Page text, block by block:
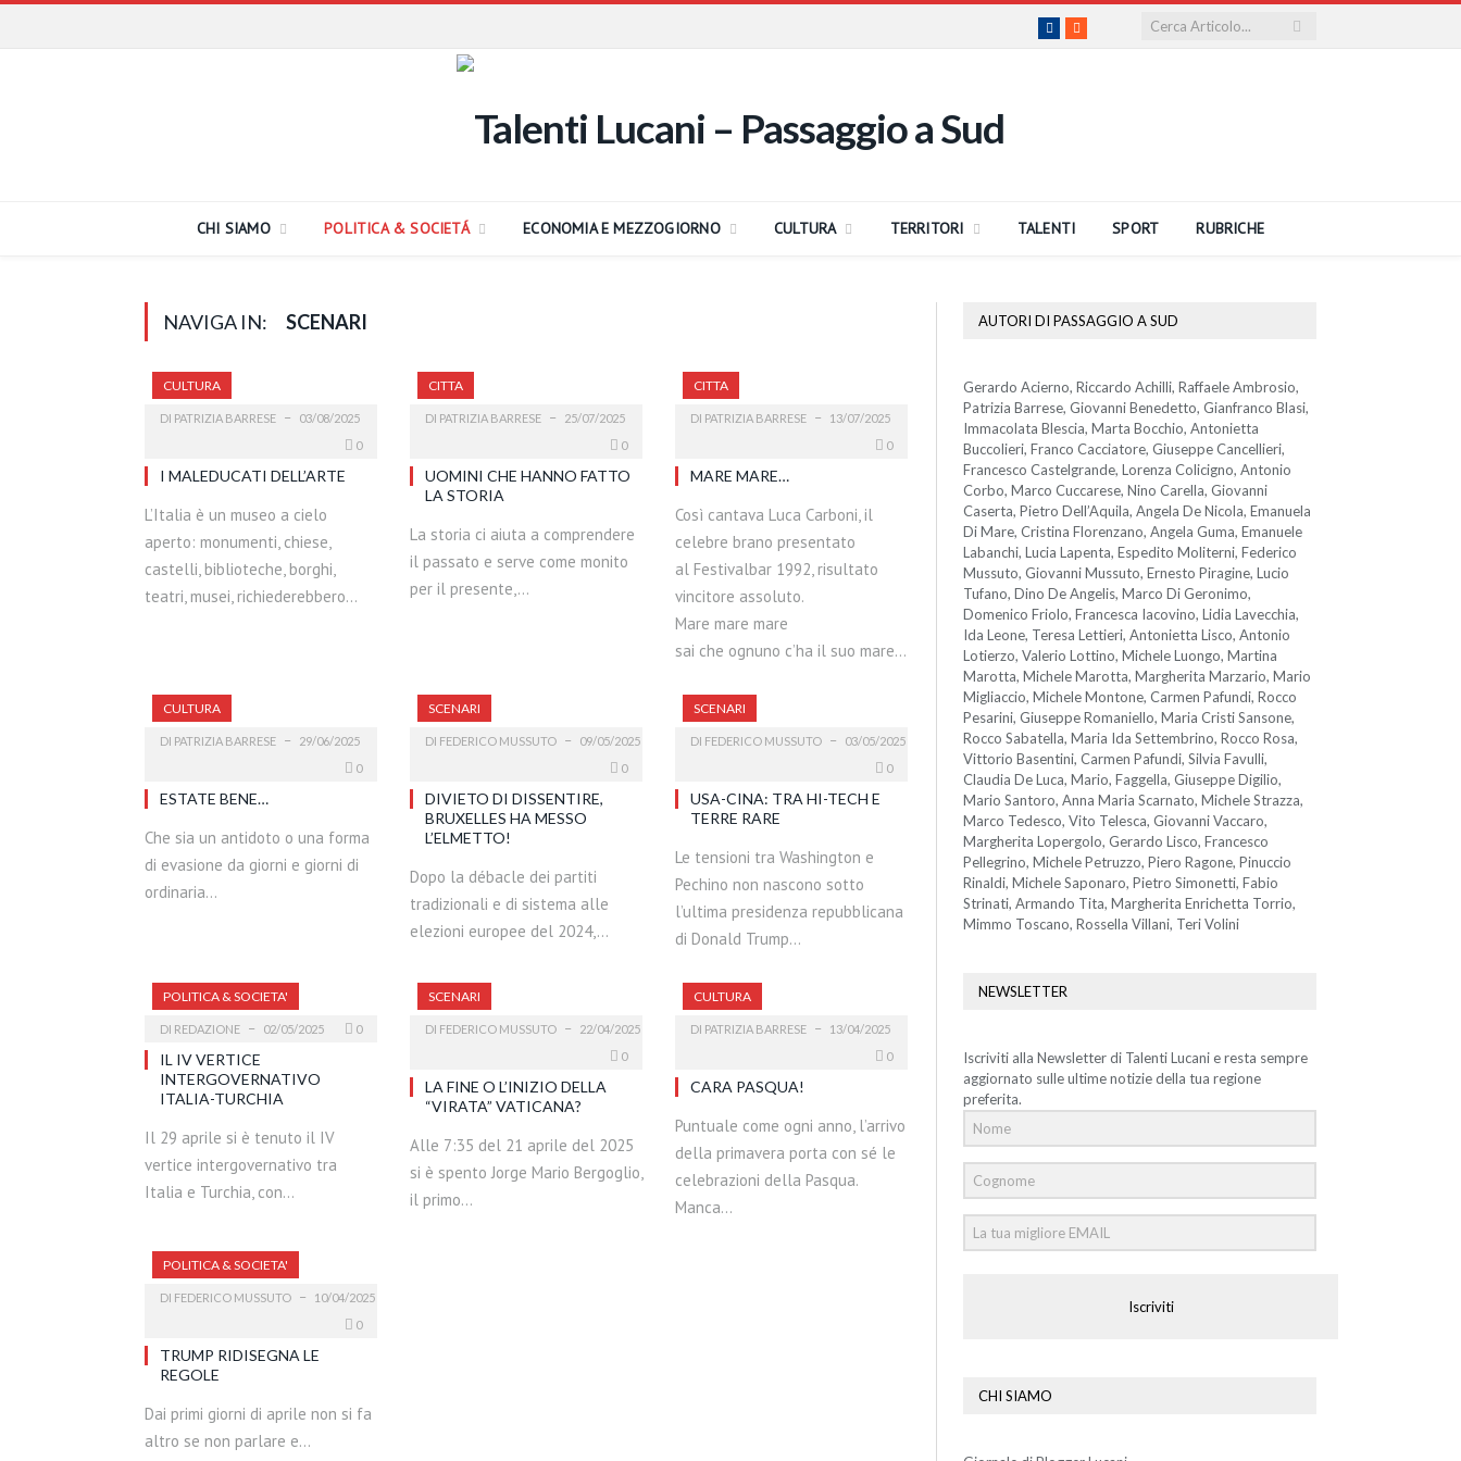
Facebook
RSS
CHI SIAMO POLITICA & SOCIETÁ ECONOMIA E MEZZOGIORNO CULTURA TERRITORI TALENTI SPORT RUBRICHE
NAVIGA IN: SCENARI
CULTURA
DI PATRIZIA BARRESE
03/08/2025
0
I MALEDUCATI DELL’ARTE
L’Italia è un museo a cielo
aperto: monumenti, chiese,
castelli, biblioteche, borghi,
teatri, musei, richiederebbero…
CITTA
DI PATRIZIA BARRESE
25/07/2025
0
UOMINI CHE HANNO FATTO
LA STORIA
La storia ci aiuta a comprendere
il passato e serve come monito
per il presente,…
CITTA
DI PATRIZIA BARRESE
13/07/2025
0
MARE MARE…
Così cantava Luca Carboni, il
celebre brano presentato
al Festivalbar 1992, risultato
vincitore assoluto.
Mare mare mare
sai che ognuno c’ha il suo mare…
CULTURA
DI PATRIZIA BARRESE
29/06/2025
0
ESTATE BENE…
Che sia un antidoto o una forma
di evasione da giorni e giorni di
ordinaria…
SCENARI
DI FEDERICO MUSSUTO
09/05/2025
0
DIVIETO DI DISSENTIRE,
BRUXELLES HA MESSO
L’ELMETTO!
Dopo la débacle dei partiti
tradizionali e di sistema alle
elezioni europee del 2024,…
SCENARI
DI FEDERICO MUSSUTO
03/05/2025
0
USA-CINA: TRA HI-TECH E
TERRE RARE
Le tensioni tra Washington e
Pechino non nascono sotto
l’ultima presidenza repubblicana
di Donald Trump…
POLITICA & SOCIETA'
DI REDAZIONE 02/05/2025 0
IL IV VERTICE
INTERGOVERNATIVO
ITALIA-TURCHIA
Il 29 aprile si è tenuto il IV
vertice intergovernativo tra
Italia e Turchia, con…
SCENARI
DI FEDERICO MUSSUTO
22/04/2025
0
LA FINE O L’INIZIO DELLA
“VIRATA” VATICANA?
Alle 7:35 del 21 aprile del 2025
si è spento Jorge Mario Bergoglio,
il primo…
CULTURA
DI PATRIZIA BARRESE
13/04/2025
0
CARA PASQUA!
Puntuale come ogni anno, l’arrivo
della primavera porta con sé le
celebrazioni della Pasqua.
Manca…
POLITICA & SOCIETA'
DI FEDERICO MUSSUTO
10/04/2025
0
TRUMP RIDISEGNA LE
REGOLE
Dai primi giorni di aprile non si fa
altro se non parlare e…
AUTORI DI PASSAGGIO A SUD
Gerardo Acierno, Riccardo Achilli, Raffaele Ambrosio,
Patrizia Barrese, Giovanni Benedetto, Gianfranco Blasi,
Immacolata Blescia, Marta Bocchio, Antonietta
Buccolieri, Franco Cacciatore, Giuseppe Cancellieri,
Francesco Castelgrande, Lorenza Colicigno, Antonio
Corbo, Marco Cuccarese, Nino Carella, Giovanni
Caserta, Pietro Dell’Aquila, Angela De Nicola, Emanuela
Di Mare, Cristina Florenzano, Angela Guma, Emanuele
Labanchi, Lucia Lapenta, Espedito Moliterni, Federico
Mussuto, Giovanni Mussuto, Ernesto Piragine, Lucio
Tufano, Dino De Angelis, Marco Di Geronimo,
Domenico Friolo, Francesca Iacovino, Lidia Lavecchia,
Ida Leone, Teresa Lettieri, Antonietta Lisco, Antonio
Lotierzo, Valerio Lottino, Michele Luongo, Martina
Marotta, Michele Marotta, Margherita Marzario, Mario
Migliaccio, Michele Montone, Carmen Pafundi, Rocco
Pesarini, Giuseppe Romaniello, Maria Cristi Sansone,
Rocco Sabatella, Maria Ida Settembrino, Rocco Rosa,
Vittorio Basentini, Carmen Pafundi, Silvia Favulli,
Claudia De Luca, Mario, Faggella, Giuseppe Digilio,
Mario Santoro, Anna Maria Scarnato, Michele Strazza,
Marco Tedesco, Vito Telesca, Giovanni Vaccaro,
Margherita Lopergolo, Gerardo Lisco, Francesco
Pellegrino, Michele Petruzzo, Piero Ragone, Pinuccio
Rinaldi, Michele Saponaro, Pietro Simonetti, Fabio
Strinati, Armando Tita, Margherita Enrichetta Torrio,
Mimmo Toscano, Rossella Villani, Teri Volini
NEWSLETTER
Iscriviti alla Newsletter di Talenti Lucani e resta sempre
aggiornato sulle ultime notizie della tua regione
preferita.
Iscriviti
CHI SIAMO